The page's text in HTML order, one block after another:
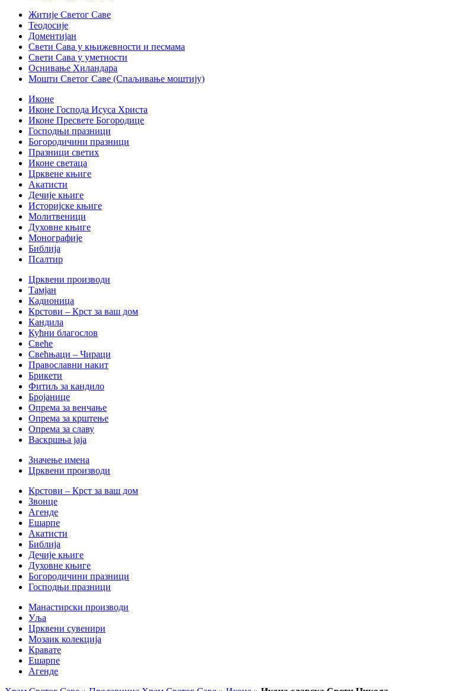
Житије Светог Саве
Теодосије
Доментијан
Свети Сава у књижевности и песмама
Свети Сава у уметности
Оснивање Хиландара
Мошти Светог Саве (Спаљивање моштију)
Иконе
Иконе Господа Исуса Христа
Иконе Пресвете Богородице
Господњи празници
Богородичини празници
Празници светих
Иконе светаца
Црквене књиге
Акатисти
Дечије књиге
Историјске књиге
Молитвеници
Духовне књиге
Монографије
Библија
Псалтир
Црквени производи
Тамјан
Кадионица
Крстови – Крст за ваш дом
Кандила
Кућни благослов
Свеће
Свећњаци – Чираци
Православни накит
Брикети
Фитиљ за кандило
Бројанице
Опрема за венчање
Опрема за крштење
Опрема за славу
Васкршња јаја
Значење имена
Црквени производи
Крстови – Крст за ваш дом
Звонце
Агенде
Ешарпе
Акатисти
Библија
Дечије књиге
Духовне књиге
Богородичини празници
Господњи празници
Манастирски производи
Уља
Црквени сувенири
Мозаик колекција
Кравате
Ешарпе
Агенде